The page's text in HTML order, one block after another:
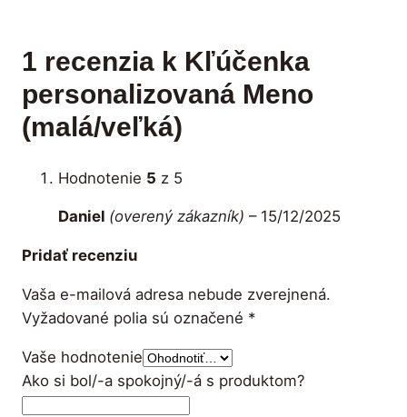
1 recenzia k Kľúčenka
personalizovaná Meno
(malá/veľká)
Hodnotenie 5 z 5
Daniel (overený zákazník) – 15/12/2025
Pridať recenziu
Vaša e-mailová adresa nebude zverejnená.
Vyžadované polia sú označené *
Vaše hodnotenie
Ako si bol/-a spokojný/-á s produktom?